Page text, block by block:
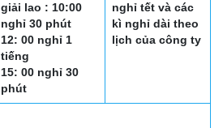
giải lao : 10:00
nghỉ 30 phút
12: 00 nghỉ 1
tiếng
15: 00 nghỉ 30
phút
nghỉ tết và các
kì nghỉ dài theo
lịch của công ty